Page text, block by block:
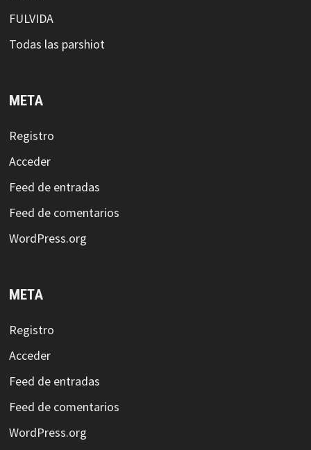
FULVIDA
Todas las parshiot
META
Registro
Acceder
Feed de entradas
Feed de comentarios
WordPress.org
META
Registro
Acceder
Feed de entradas
Feed de comentarios
WordPress.org